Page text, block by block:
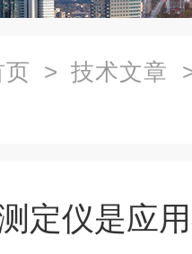
页 > 技术文章
定仪是应